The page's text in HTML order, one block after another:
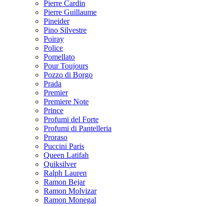
Pierre Cardin
Pierre Guillaume
Pineider
Pino Silvestre
Poiray
Police
Pomellato
Pour Toujours
Pozzo di Borgo
Prada
Premier
Premiere Note
Prince
Profumi del Forte
Profumi di Pantelleria
Proraso
Puccini Paris
Queen Latifah
Quiksilver
Ralph Lauren
Ramon Bejar
Ramon Molvizar
Ramon Monegal